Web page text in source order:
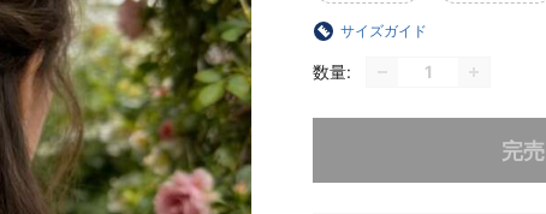
サイズガイド
数量:
完売